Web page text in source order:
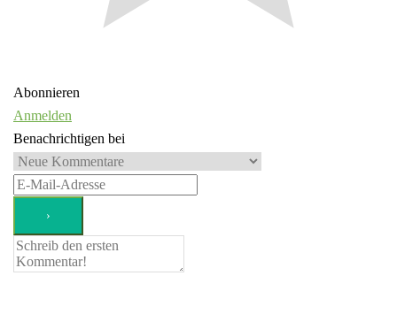
Abonnieren
Anmelden
Benachrichtigen bei